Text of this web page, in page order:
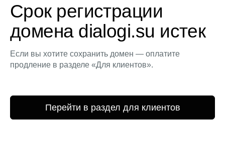
Срок регистрации
домена dialogi.su истек
Если вы хотите сохранить домен — оплатите
продление в разделе «Для клиентов».
Перейти в раздел для клиентов